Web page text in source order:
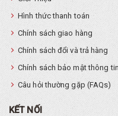
Hình thức thanh toán
Chính sách giao hàng
Chính sách đổi và trả hàng
Chính sách bảo mật thông tin
Câu hỏi thường gặp (FAQs)
KẾT NỐI